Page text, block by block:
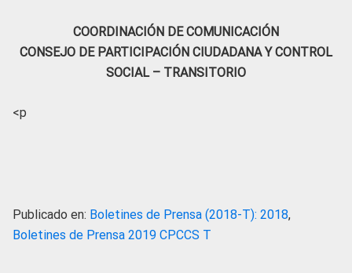
COORDINACIÓN DE COMUNICACIÓN
CONSEJO DE PARTICIPACIÓN CIUDADANA Y CONTROL
SOCIAL – TRANSITORIO
<p
Publicado en: Boletines de Prensa (2018-T): 2018,
Boletines de Prensa 2019 CPCCS T